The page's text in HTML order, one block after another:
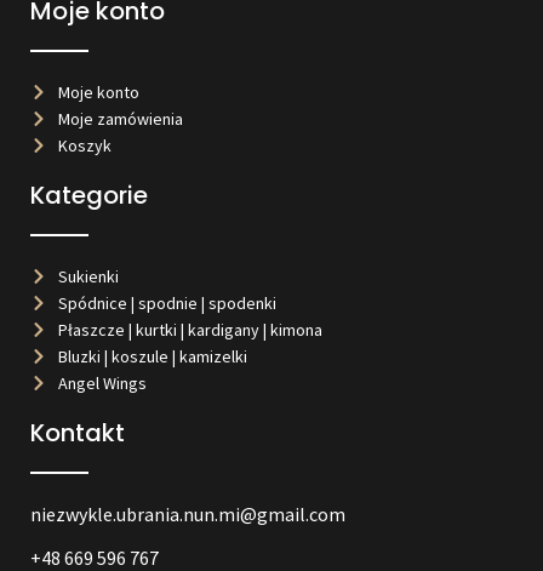
Moje konto
Moje konto
Moje zamówienia
Koszyk
Kategorie
Sukienki
Spódnice | spodnie | spodenki
Płaszcze | kurtki | kardigany | kimona
Bluzki | koszule | kamizelki
Angel Wings
Kontakt
niezwykle.ubrania.nun.mi@gmail.com
+48 669 596 767